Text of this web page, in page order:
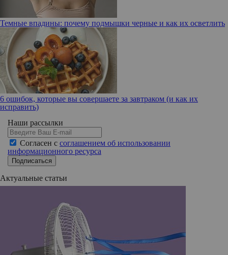
Темные впадины: почему подмышки черные и как их осветлить
6 ошибок, которые вы совершаете за завтраком (и как их
исправить)
Наши рассылки
Согласен с соглашением об использовании
информационного ресурса
Подписаться
Актуальные статьи